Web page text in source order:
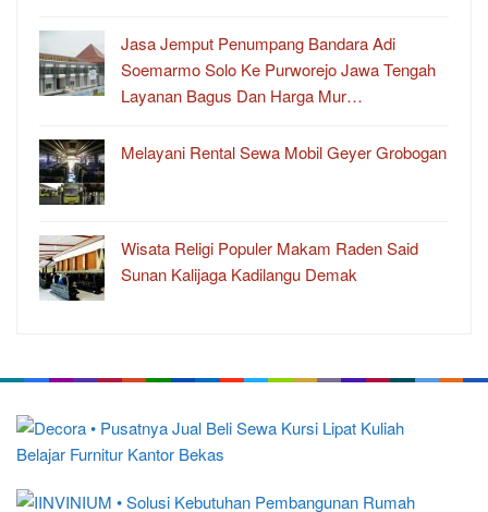
Jasa Jemput Penumpang Bandara Adi
Soemarmo Solo Ke Purworejo Jawa Tengah
Layanan Bagus Dan Harga Mur…
Melayani Rental Sewa Mobil Geyer Grobogan
Wisata Religi Populer Makam Raden Said
Sunan Kalijaga Kadilangu Demak